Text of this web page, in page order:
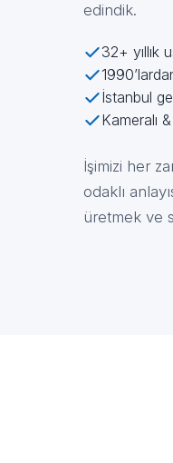
edindik.
32+ yıllık
İstanbul
Kameralı
İşimizi her
odaklı
üretmek ve